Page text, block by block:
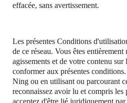
effacée, sans avertissement.
Les présentes Conditions
de ce réseau. Vous êtes entièrement
agissements et de votre contenu sur
conformer aux présentes
Ning ou en utilisant ou parcourant
reconnaissez avoir lu et compris les
acceptez d'être lié juridiquement par